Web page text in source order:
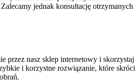
jednak konsultację otrzymanych
przez nasz sklep internetowy i skorzystaj
i korzystne rozwiązanie, które skróci